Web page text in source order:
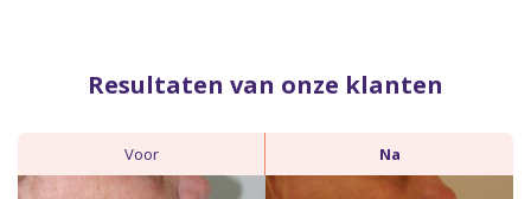
Resultaten van onze klanten
Voor Na